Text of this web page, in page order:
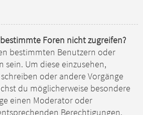
Foren nicht zugreifen?
bestimmten Benutzern oder
sein. Um diese einzusehen,
oder andere Vorgänge
du möglicherweise besondere
einen Moderator oder
Berechtigungen.